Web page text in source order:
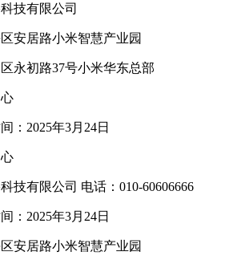
技有限公司
安居路小米智慧产业园
永初路37号小米华东总部
：2025年3月24日
技有限公司 电话：010-60606666
：2025年3月24日
安居路小米智慧产业园